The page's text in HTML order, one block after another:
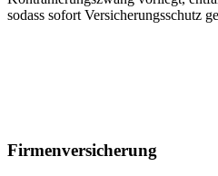
sodass sofort Versicherungsschutz
Firmenversicherung